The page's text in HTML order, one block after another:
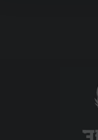
крутих
Підтримати